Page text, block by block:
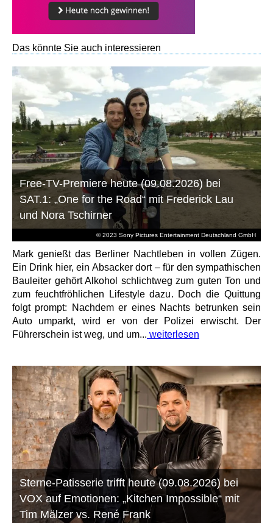
Das könnte Sie auch interessieren
© 2023 Sony Pictures Entertainment Deutschland GmbH
Free-TV-Premiere heute (09.08.2026) bei
SAT.1: „One for the Road“ mit Frederick Lau
und Nora Tschirner
Mark genießt das Berliner Nachtleben in vollen Zügen.
Ein Drink hier, ein Absacker dort – für den sympathischen
Bauleiter gehört Alkohol schlichtweg zum guten Ton und
zum feuchtfröhlichen Lifestyle dazu. Doch die Quittung
folgt prompt: Nachdem er eines Nachts betrunken sein
Auto umparkt, wird er von der Polizei erwischt. Der
Führerschein ist weg, und um... weiterlesen
Sterne-Patisserie trifft heute (09.08.2026) bei
VOX auf Emotionen: „Kitchen Impossible“ mit
Tim Mälzer vs. René Frank